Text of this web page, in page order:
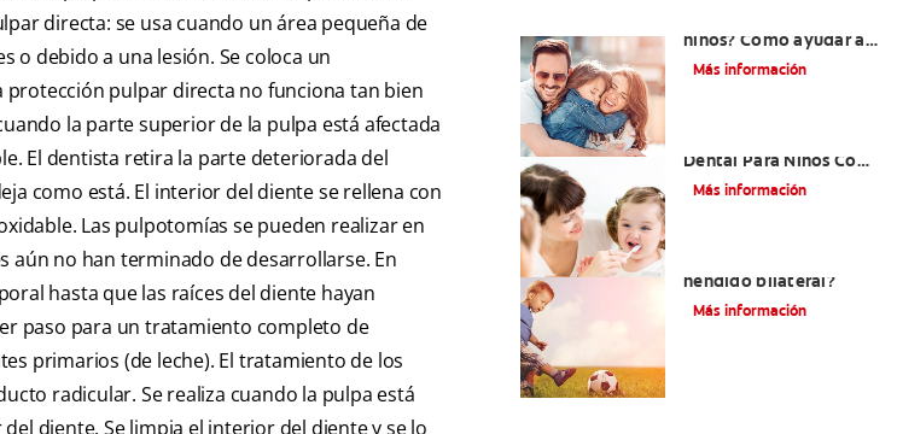
directa: se usa cuando un área pequeña de
o debido a una lesión. Se coloca un
pulpar directa no funciona tan bien
la parte superior de la pulpa está afectada
El dentista retira la parte deteriorada del
como está. El interior del diente se rellena con
Las pulpotomías se pueden realizar en
aún no han terminado de desarrollarse. En
hasta que las raíces del diente hayan
paso para un tratamiento completo de
primarios (de leche). El tratamiento de los
radicular. Se realiza cuando la pulpa está
diente. Se limpia el interior del diente y se lo
niños? Cómo ayudar a
tus pequeños en el
Más información
Dental Para Niños Con
Necesidades Especiales
Más información
hendido bilateral?
Más información